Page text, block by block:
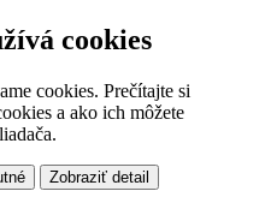
cookies
cookies. Prečítajte si
a ako ich môžete
Zobraziť detail